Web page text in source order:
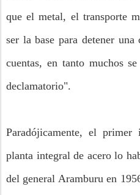
que el metal, el transporte
ser la base para detener
cuentas, en tanto muchos
declamatorio".
Paradójicamente, el
planta integral de acero lo
del general Aramburu en